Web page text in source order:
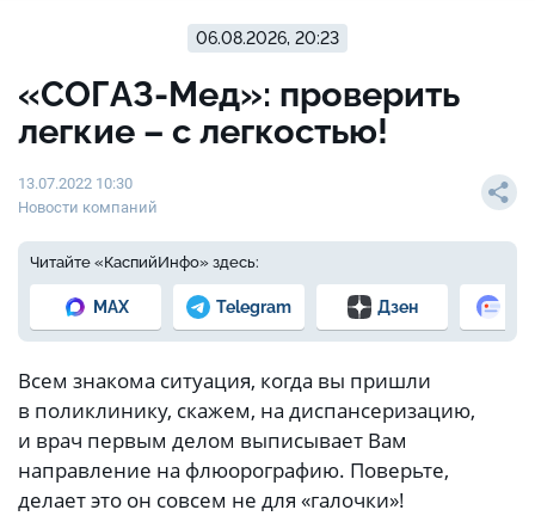
06.08.2026, 20:23
«СОГАЗ-Мед»: проверить
легкие – с легкостью!
13.07.2022 10:30
Новости компаний
Читайте «КаспийИнфо» здесь:
MAX Telegram Дзен
Всем знакома ситуация, когда вы пришли
в поликлинику, скажем, на диспансеризацию,
и врач первым делом выписывает Вам
направление на флюорографию. Поверьте,
делает это он совсем не для «галочки»!